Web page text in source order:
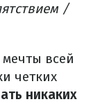
/
всей
четких
никаких